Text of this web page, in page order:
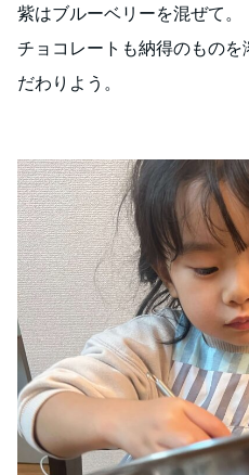
紫はブルーベリーを混ぜて。
チョコレートも納得のもの
だわりよう。